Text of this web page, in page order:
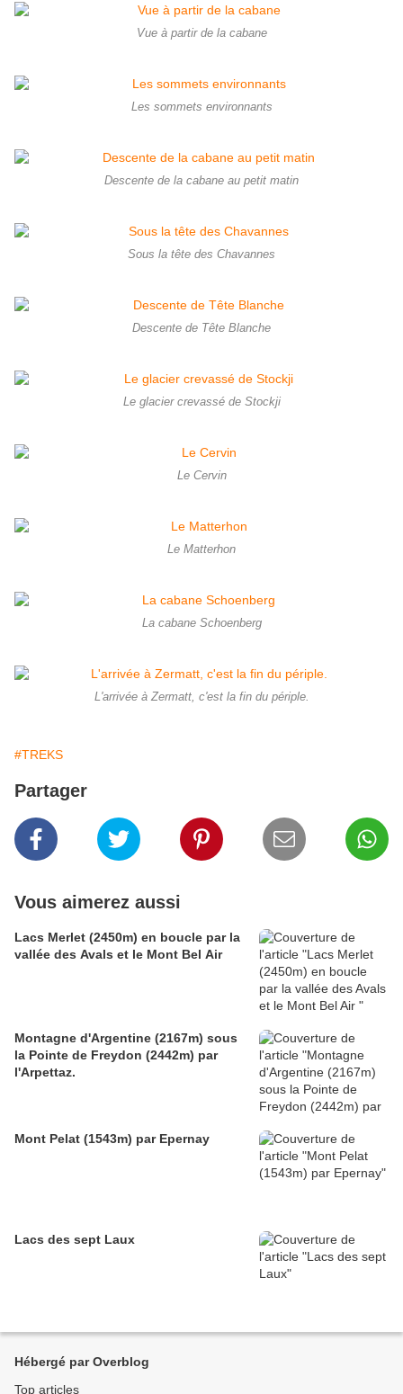
Vue à partir de la cabane
Les sommets environnants
Descente de la cabane au petit matin
Sous la tête des Chavannes
Descente de Tête Blanche
Le glacier crevassé de Stockji
Le Cervin
Le Matterhon
La cabane Schoenberg
L'arrivée à Zermatt, c'est la fin du périple.
#TREKS
Partager
Vous aimerez aussi
Lacs Merlet (2450m) en boucle par la
vallée des Avals et le Mont Bel Air
Montagne d'Argentine (2167m) sous
la Pointe de Freydon (2442m) par
l'Arpettaz.
Mont Pelat (1543m) par Epernay
Lacs des sept Laux
Hébergé par Overblog
Top articles